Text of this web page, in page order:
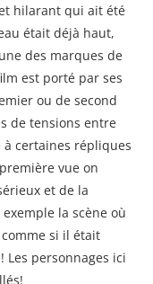
hilarant qui ait été
était déjà haut,
des marques de
est porté par ses
ou de second
de tensions entre
certaines répliques
vue on
et de la
la scène où
si il était
personnages ici